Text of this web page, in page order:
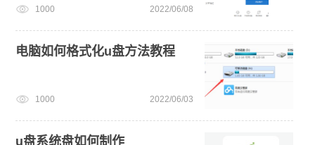
小白一键重装系统win10教程 win11怎么升级
1000 2022/06/08
电脑如何格式化u盘方法教程
1000 2022/06/03
u盘系统盘如何制作